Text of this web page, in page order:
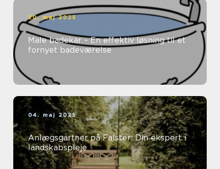
20. maj 2025
Male badekar – En effektiv løsning til et
fornyet badeværelse
04. maj 2025
Anlægsgartner på Falster: Din ekspert i
landskabspleje